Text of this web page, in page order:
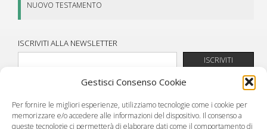
Gestisci Consenso Cookie
Per fornire le migliori esperienze, utilizziamo tecnologie come i cookie per
memorizzare e/o accedere alle informazioni del dispositivo. Il consenso a
queste tecnologie ci permetterà di elaborare dati come il comportamento di
NUOVO TESTAMENTO
ISCRIVITI ALLA NEWSLETTER